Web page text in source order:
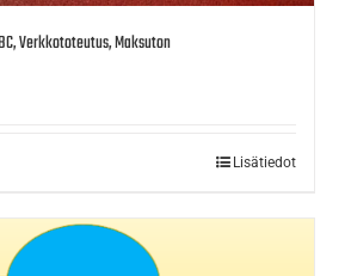
Verkkototeutus, Maksuton
Lisätiedot